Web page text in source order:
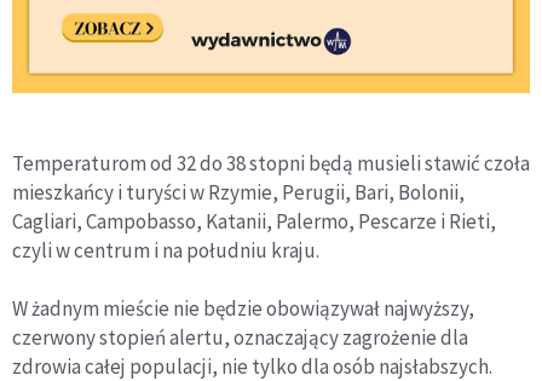
Temperaturom od 32 do 38 stopni będą musieli stawić czoła
mieszkańcy i turyści w Rzymie, Perugii, Bari, Bolonii,
Cagliari, Campobasso, Katanii, Palermo, Pescarze i Rieti,
czyli w centrum i na południu kraju.
W żadnym mieście nie będzie obowiązywał najwyższy,
czerwony stopień alertu, oznaczający zagrożenie dla
zdrowia całej populacji, nie tylko dla osób najsłabszych.